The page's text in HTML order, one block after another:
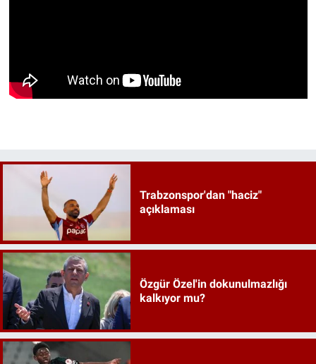
Trabzonspor'dan "haciz"
açıklaması
Özgür Özel'in dokunulmazlığı
kalkıyor mu?